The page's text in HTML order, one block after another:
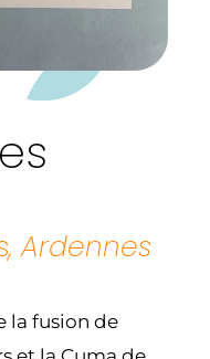
, Ardennes
la fusion de